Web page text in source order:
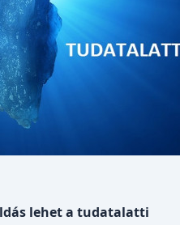
lehet a tudatalatti